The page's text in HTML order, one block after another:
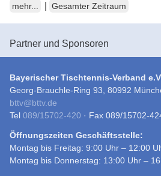
mehr...
Gesamter Zeitraum
Partner und Sponsoren
Bayerischer Tischtennis-Verband
Georg-Brauchle-Ring 93, 80992
bttv@bttv.de
Tel 089/15702-420 · Fax 089/15702-
Öffnungszeiten Geschäftsstelle:
Montag bis Freitag: 9:00 Uhr – 12:00
Montag bis Donnerstag: 13:00 Uhr –